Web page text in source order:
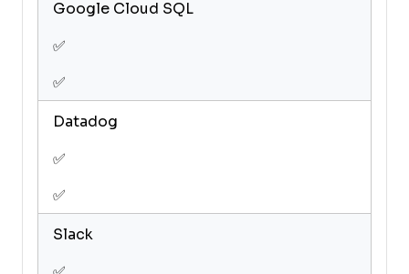
Google Cloud SQL
✅
✅
Datadog
✅
✅
Slack